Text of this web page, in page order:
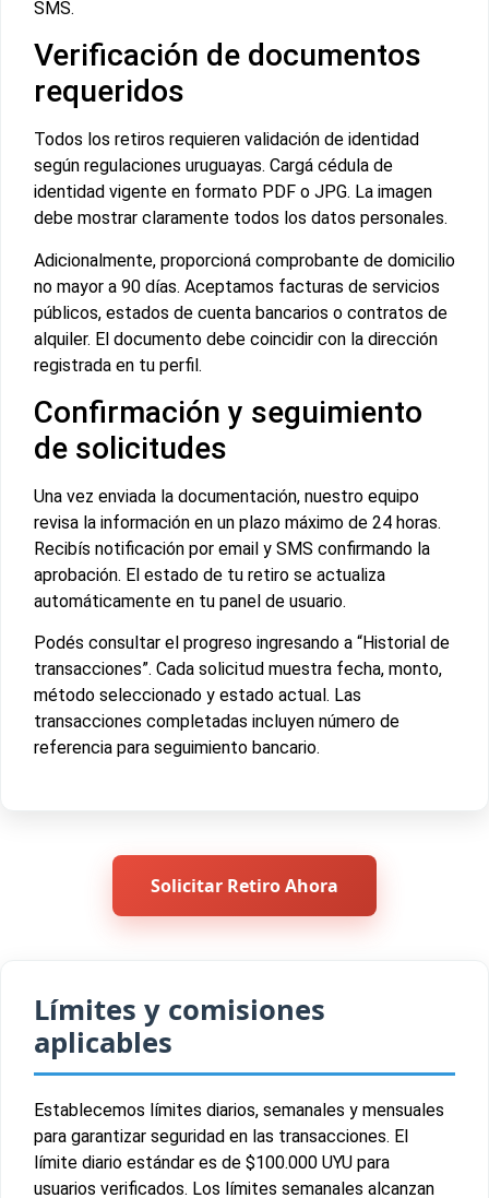
SMS.
Verificación de documentos
requeridos
Todos los retiros requieren validación de identidad
según regulaciones uruguayas. Cargá cédula de
identidad vigente en formato PDF o JPG. La imagen
debe mostrar claramente todos los datos personales.
Adicionalmente, proporcioná comprobante de domicilio
no mayor a 90 días. Aceptamos facturas de servicios
públicos, estados de cuenta bancarios o contratos de
alquiler. El documento debe coincidir con la dirección
registrada en tu perfil.
Confirmación y seguimiento
de solicitudes
Una vez enviada la documentación, nuestro equipo
revisa la información en un plazo máximo de 24 horas.
Recibís notificación por email y SMS confirmando la
aprobación. El estado de tu retiro se actualiza
automáticamente en tu panel de usuario.
Podés consultar el progreso ingresando a “Historial de
transacciones”. Cada solicitud muestra fecha, monto,
método seleccionado y estado actual. Las
transacciones completadas incluyen número de
referencia para seguimiento bancario.
Solicitar Retiro Ahora
Límites y comisiones
aplicables
Establecemos límites diarios, semanales y mensuales
para garantizar seguridad en las transacciones. El
límite diario estándar es de $100.000 UYU para
usuarios verificados. Los límites semanales alcanzan